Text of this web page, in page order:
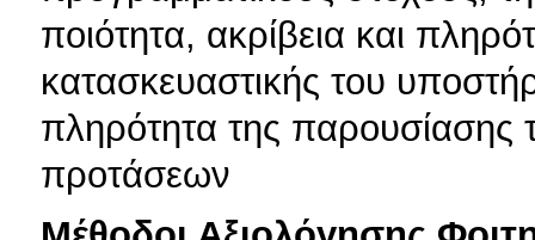
ποιότητα, ακρίβεια και
κατασκευαστικής του
πληρότητα της παρουσίασης
προτάσεων